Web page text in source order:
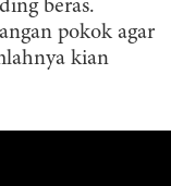
beras.
pokok agar
kian